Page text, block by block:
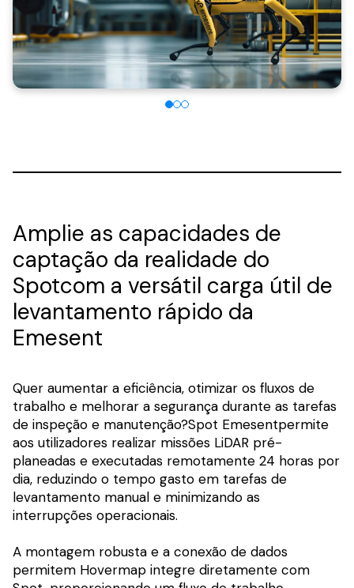
Amplie as capacidades de
captação da realidade do
Spotcom a versátil carga útil de
levantamento rápido da
Emesent
Quer aumentar a eficiência, otimizar os fluxos de
trabalho e melhorar a segurança durante as tarefas
de inspeção e manutenção?Spot Emesentpermite
aos utilizadores realizar missões LiDAR pré-
planeadas e executadas remotamente 24 horas por
dia, reduzindo o tempo gasto em tarefas de
levantamento manual e minimizando as
interrupções operacionais.
A montagem robusta e a conexão de dados
permitem Hovermap integre diretamente com